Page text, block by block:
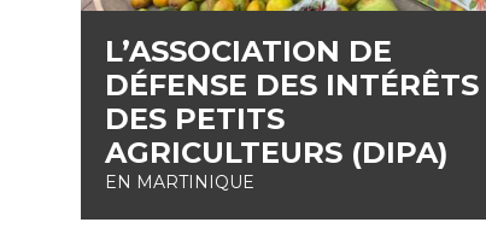
L’ASSOCIATION DE
DÉFENSE DES INTÉRÊTS
DES PETITS
AGRICULTEURS (DIPA)
EN MARTINIQUE